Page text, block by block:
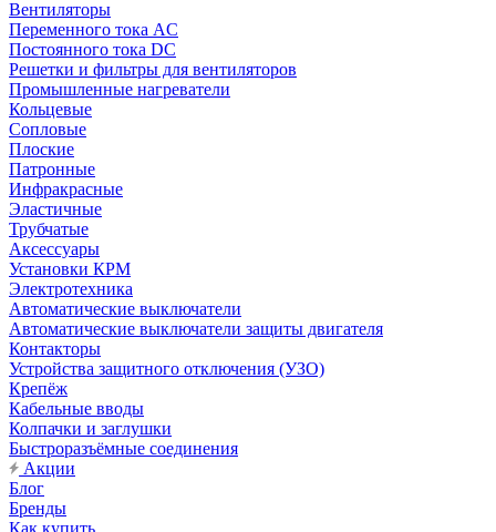
Вентиляторы
Переменного тока AC
Постоянного тока DC
Решетки и фильтры для вентиляторов
Промышленные нагреватели
Кольцевые
Сопловые
Плоские
Патронные
Инфракрасные
Эластичные
Трубчатые
Аксессуары
Установки КРМ
Электротехника
Автоматические выключатели
Автоматические выключатели защиты двигателя
Контакторы
Устройства защитного отключения (УЗО)
Крепёж
Кабельные вводы
Колпачки и заглушки
Быстроразъёмные соединения
Акции
Блог
Бренды
Как купить